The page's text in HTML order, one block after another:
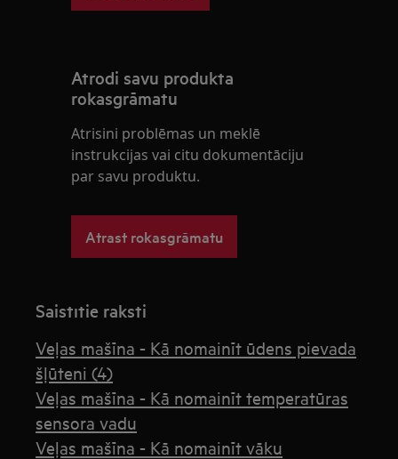
Atrodi savu produkta
rokasgrāmatu
Atrisini problēmas un meklē
instrukcijas vai citu dokumentāciju
par savu produktu.
Atrast rokasgrāmatu
Saistītie raksti
Veļas mašīna - Kā nomainīt ūdens pievada
šļūteni (4)
Veļas mašīna - Kā nomainīt temperatūras
sensora vadu
Veļas mašīna - Kā nomainīt vāku